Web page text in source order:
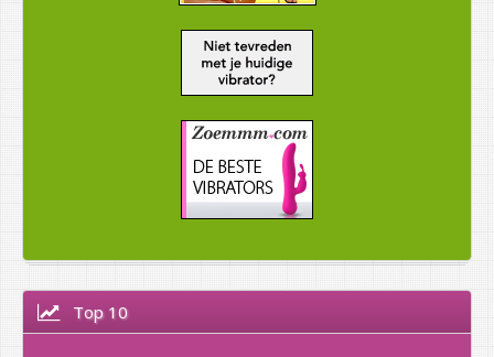
Top 10